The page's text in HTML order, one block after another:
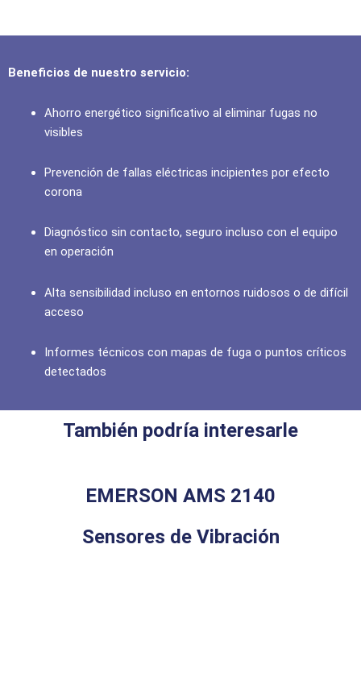
Beneficios de nuestro servicio:
Ahorro energético significativo al eliminar fugas no
visibles
Prevención de fallas eléctricas incipientes por efecto
corona
Diagnóstico sin contacto, seguro incluso con el equipo
en operación
Alta sensibilidad incluso en entornos ruidosos o de difícil
acceso
Informes técnicos con mapas de fuga o puntos críticos
detectados
También podría interesarle
EMERSON AMS 2140
Sensores de Vibración